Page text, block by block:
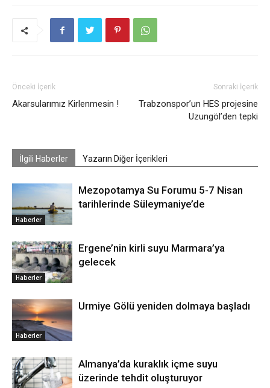
Önceki İçerik
Akarsularımız Kirlenmesin !
Sonraki İçerik
Trabzonspor’un HES projesine
Uzungöl’den tepki
İlgili Haberler Yazarın Diğer İçerikleri
Haberler
Mezopotamya Su Forumu 5-7 Nisan
tarihlerinde Süleymaniye’de
Haberler
Ergene’nin kirli suyu Marmara’ya
gelecek
Haberler
Urmiye Gölü yeniden dolmaya başladı
Almanya’da kuraklık içme suyu
üzerinde tehdit oluşturuyor